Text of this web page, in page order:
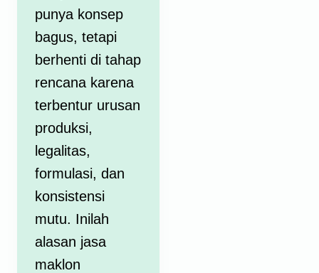
punya konsep
bagus, tetapi
berhenti di tahap
rencana karena
terbentur urusan
produksi,
legalitas,
formulasi, dan
konsistensi
mutu. Inilah
alasan jasa
maklon